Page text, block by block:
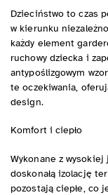
Dzieciństwo to czas
w kierunku
każdy element
ruchowy dziecka i
antypoślizgowym
te oczekiwania,
design.
Komfort i ciepło
Wykonane z
doskonałą izolację
pozostają ciepłe, co